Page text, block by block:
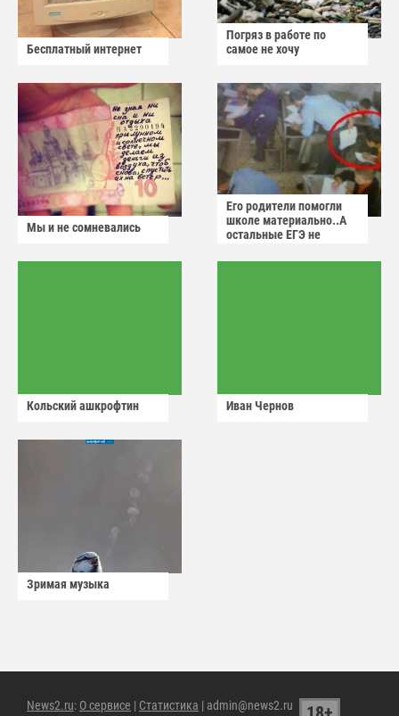
Бесплатный интернет
Погряз в работе по
самое не хочу
Мы и не сомневались
Его родители помогли
школе материально..А
остальные ЕГЭ не
Кольский ашкрофтин Иван Чернов
Зримая музыка
News2.ru: О сервисе | Статистика | admin@news2.ru